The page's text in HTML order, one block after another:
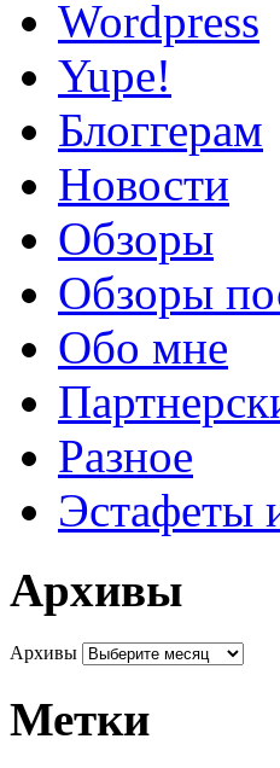
Wordpress
Yupe!
Блоггерам
Новости
Обзоры
Обзоры
Обо мне
Разное
Эстафеты
Архивы
Архивы
Метки